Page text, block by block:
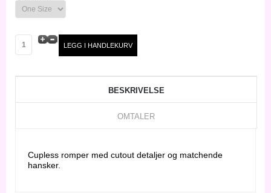
BESKRIVELSE
OMTALER
Cupless romper med cutout detaljer og matchende
hansker.